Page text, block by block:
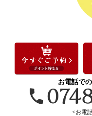
お電話で
<お電
お祝い・ハレの日
法事・法要
接待・おもてなし
会議・セミナー弁当